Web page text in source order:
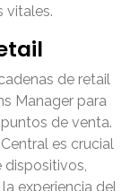
vitales.
de retail
Manager para
de venta.
es crucial
dispositivos,
experiencia del